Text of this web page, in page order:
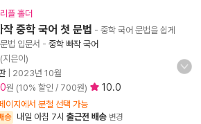
플 홀더
중학 국어 첫 문법 - 중학 국어 문법을 쉽게
법 입문서 - 중학 빠작 국어
(지은이)
| 2023년 10월
원 (10% 할인 / 700원) 10.0
이지에서 분철 선택 가능
송 내일 아침 7시 출근전 배송 변경